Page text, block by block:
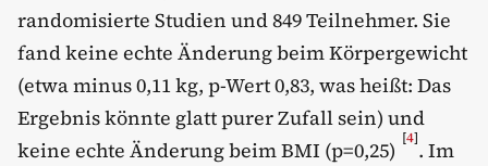
randomisierte Studien und 849 Teilnehmer. Sie
fand keine echte Änderung beim Körpergewicht
(etwa minus 0,11 kg, p-Wert 0,83, was heißt: Das
Ergebnis könnte glatt purer Zufall sein) und
keine echte Änderung beim BMI (p=0,25) [4]. Im